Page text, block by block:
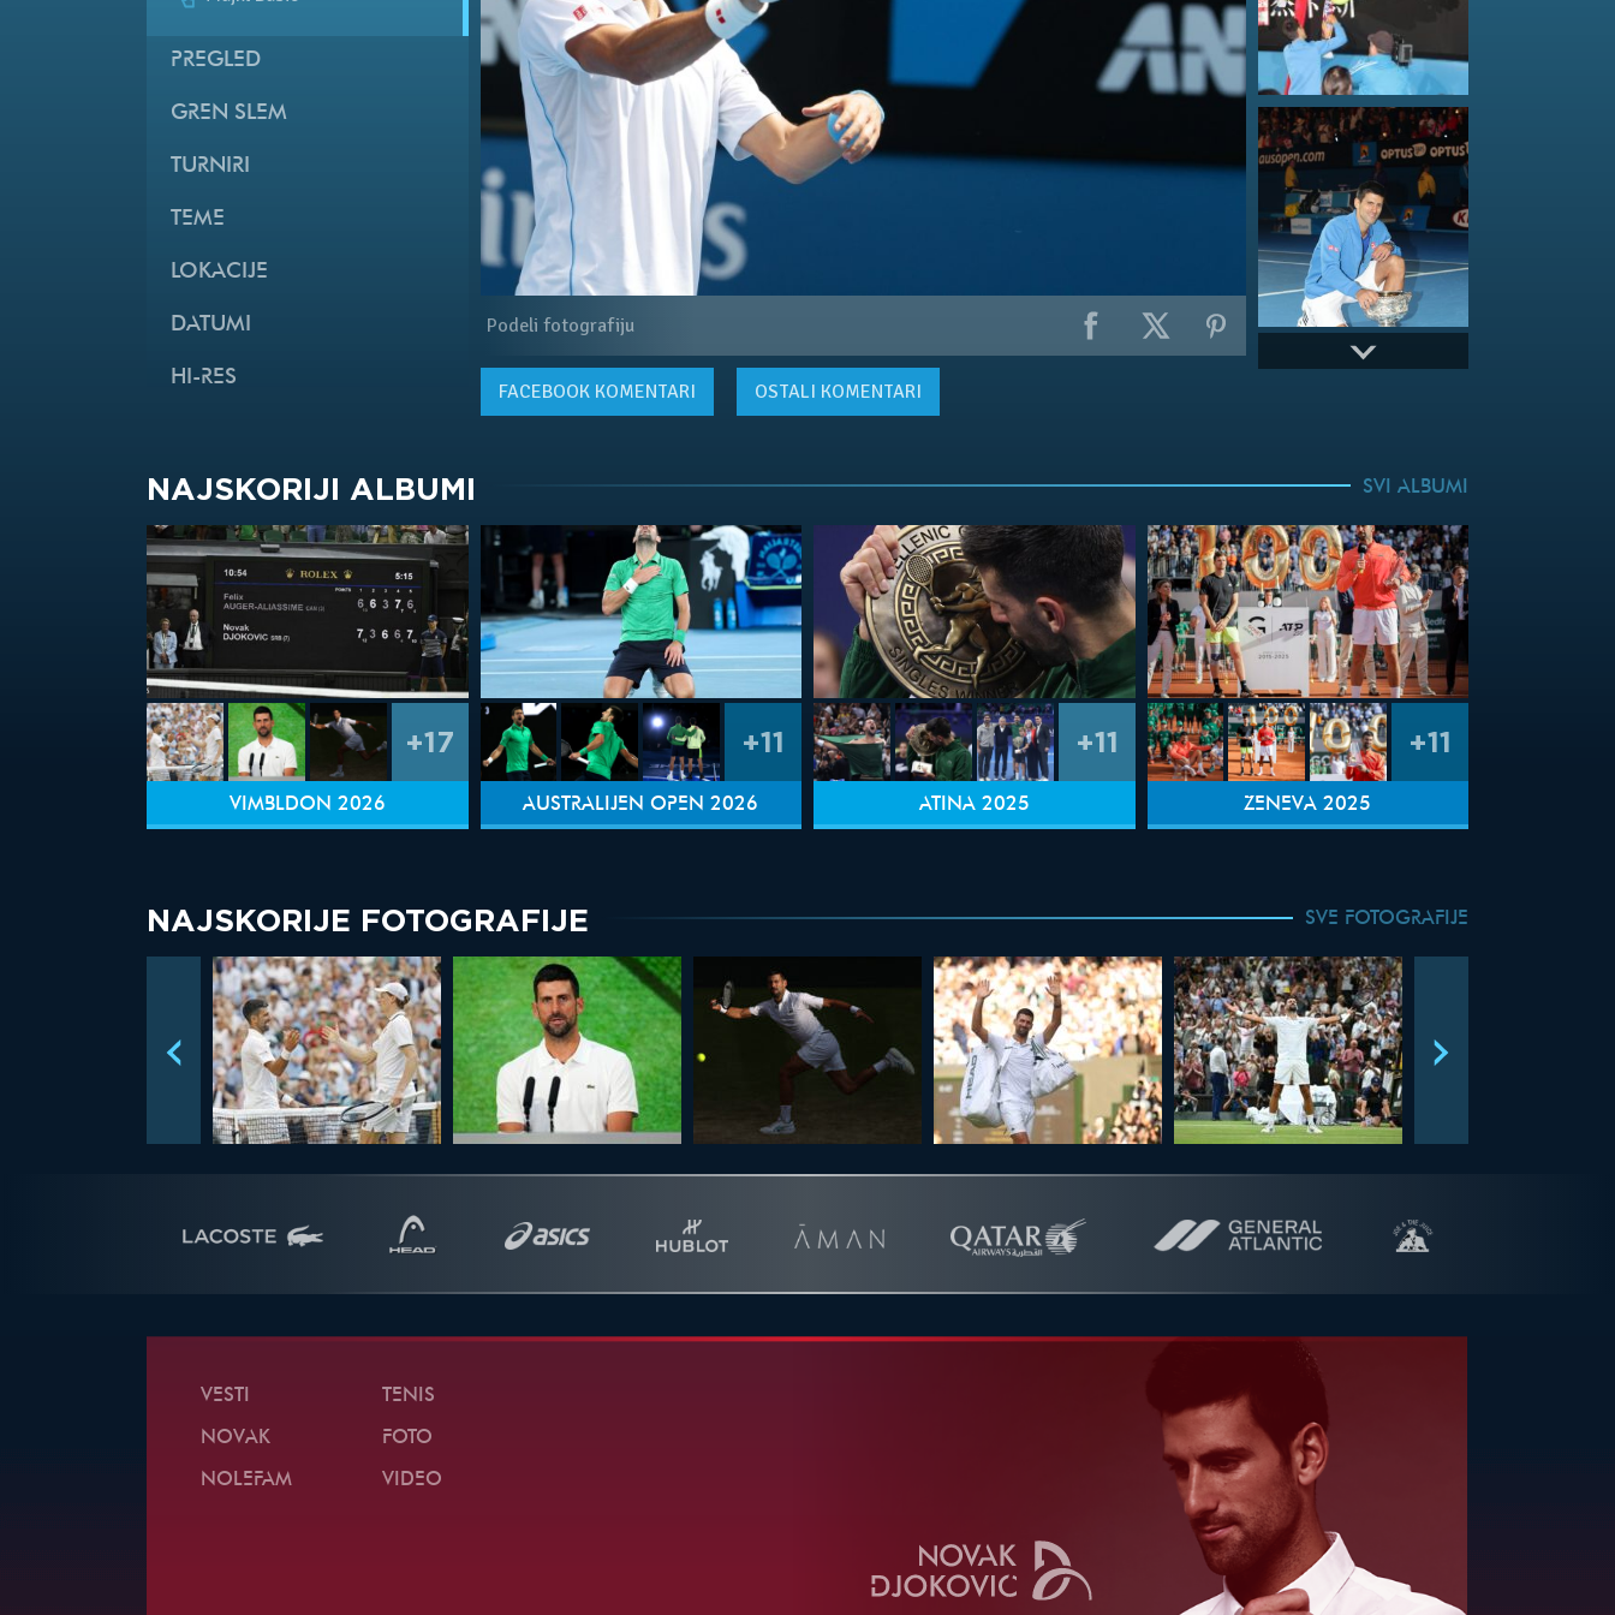
PREGLED
GREN SLEM
TURNIRI
TEME
LOKACIJE
DATUMI
HI-RES
Podeli fotografiju
FACEBOOKKOMENTARI OSTALI KOMENTARI
NAJSKORIJI ALBUMI SVI ALBUMI
+17
VIMBLDON 2026
+11
AUSTRALIJEN OPEN 2026
+11
ATINA 2025
+11
ŽENEVA 2025
NAJSKORIJE FOTOGRAFIJE SVE FOTOGRAFIJE
VESTI
NOVAK
NOLEFAM
TENIS
FOTO
VIDEO